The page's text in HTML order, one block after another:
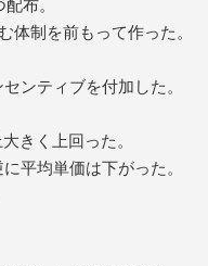
布。
体制を前もって作った。
ンティブを付加した。
きく上回った。
平均単価は下がった。